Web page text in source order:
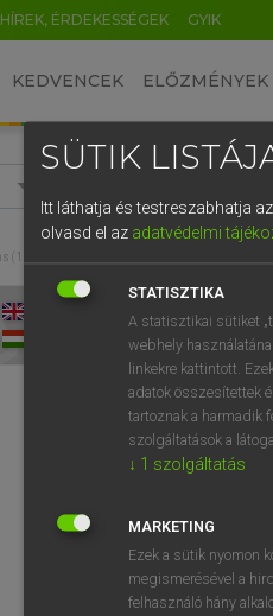
HÍREK, ÉRDEKESSÉGEK GYIK
KEDVENCEK ELŐZMÉNYEK
(1 db)
Angol−magyar
VAN
SÜTIK
Itt láthatja és testreszabhatja
olvasd el az adatvédelmi
STATISZTIKA
A statisztikai sütiket
webhely
linkekre kattintott.
adatok összesítettek
tartoznak a harmadik
szolgáltatások a
↓ 1 szolgáltatás
MARKETING
Ezek a sütik nyomon
megismerésével a
felhasználó hány
EN HU DE CN FR ES
0 1 2
q w
a s
í y